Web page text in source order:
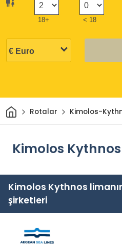
18+ < 18
Ev Rotalar Kimolos-
Kimolos
Kimolos Kythnos
şirketleri